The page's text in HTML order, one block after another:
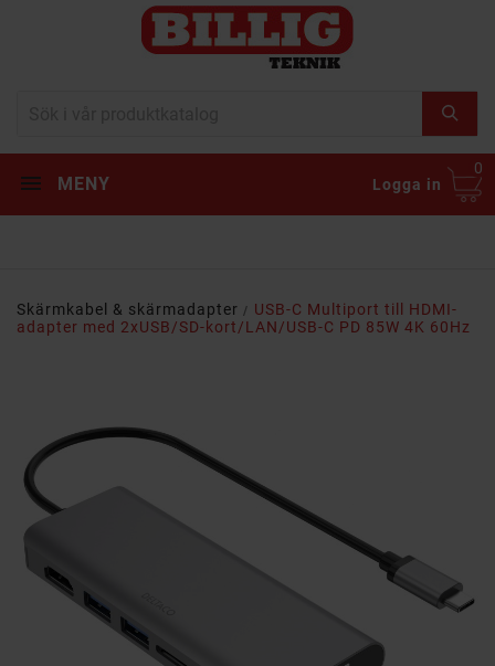
MENY Logga in
0
Skärmkabel & skärmadapter
USB-C Multiport till HDMI-
adapter med 2xUSB/SD-kort/LAN/USB-C PD 85W 4K 60Hz